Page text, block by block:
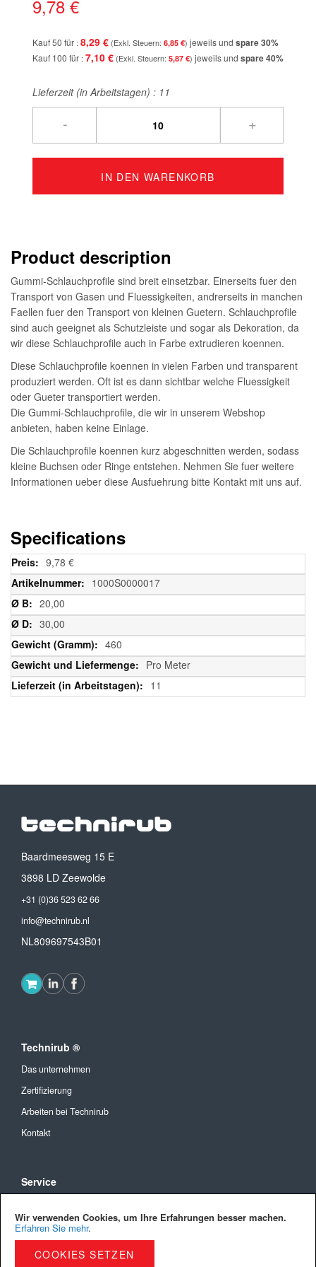
Wir verwenden Cookies, um Ihre Erfahrungen besser machen.
Erfahren Sie mehr.
COOKIES SETZEN
9,78 €
Kauf 50 für 8,29 € 6,85 € jeweils und spare30%
Kauf 100 für 7,10 € 5,87 € jeweils und spare40%
Lieferzeit (in Arbeitstagen) : 11
- +
IN DEN WARENKORB
Product description
Gummi-Schlauchprofile sind breit einsetzbar. Einerseits fuer den
Transport von Gasen und Fluessigkeiten, andrerseits in manchen
Faellen fuer den Transport von kleinen Guetern. Schlauchprofile
sind auch geeignet als Schutzleiste und sogar als Dekoration, da
wir diese Schlauchprofile auch in Farbe extrudieren koennen.
Diese Schlauchprofile koennen in vielen Farben und transparent
produziert werden. Oft ist es dann sichtbar welche Fluessigkeit
oder Gueter transportiert werden.
Die Gummi-Schlauchprofile, die wir in unserem Webshop
anbieten, haben keine Einlage.
Die Schlauchprofile koennen kurz abgeschnitten werden, sodass
kleine Buchsen oder Ringe entstehen. Nehmen Sie fuer weitere
Informationen ueber diese Ausfuehrung bitte Kontakt mit uns auf.
Specifications
Weitere
Informationen
9,78 €
1000S0000017
20,00
30,00
460
Pro Meter
11
Baardmeesweg 15 E
3898 LD Zeewolde
+31 (0)36 523 62 66
info@technirub.nl
NL809697543B01
Technirub ®
Das unternehmen
Zertifizierung
Arbeiten bei Technirub
Kontakt
Service
Versandkosten und Lieferung